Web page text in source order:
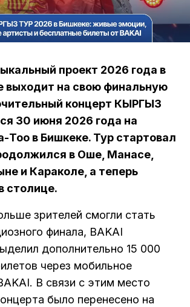
проект 2026 года в
выходит на свою финальную
концерт КЫРГЫЗ
30 июня 2026 года на
Тоо в Бишкеке. Тур стартовал
в Оше, Манасе,
и Караколе, а теперь
столице.
зрителей смогли стать
финала, BAKAI
дополнительно 15 000
через мобильное
В связи с этим место
было перенесено на